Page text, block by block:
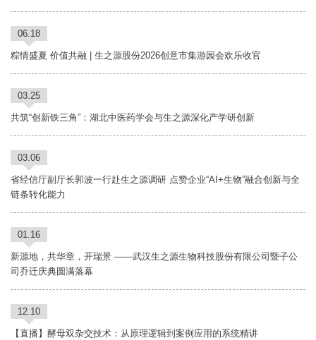
06.18
粽情盛夏 价值共融 | 生之源股份2026创意市集游园会欢乐收官
03.25
共筑“创新铁三角”：湖北中医药学会与生之源深化产学研创新
03.06
省经信厅副厅长郭波一行赴生之源调研 点赞企业“AI+生物”融合创新与全
链条转化能力
01.16
新源地，共华章，开瑞景 ——武汉生之源生物科技股份有限公司暨子公
司乔迁庆典圆满落幕
12.10
【直播】酵母双杂交技术：从原理逻辑到案例应用的系统精讲